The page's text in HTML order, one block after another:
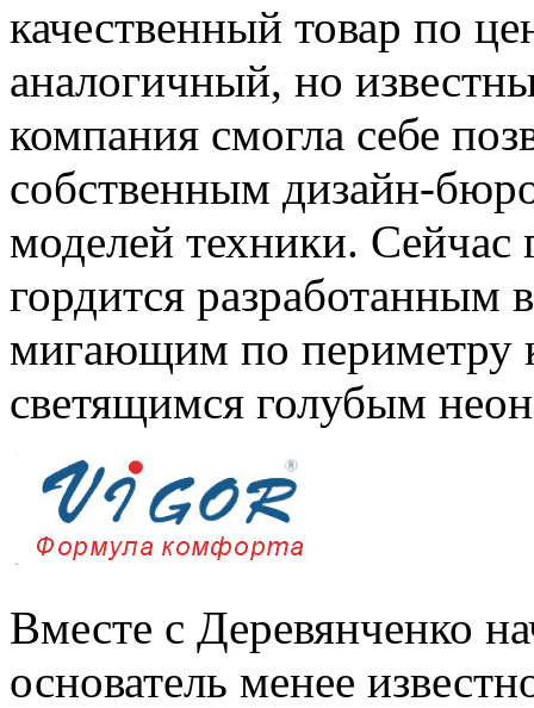
качественный товар по
аналогичный, но
компания смогла себе
собственным дизайн-
моделей техники. Сейчас
гордится разработанным
мигающим по периметру
светящимся голубым
Вместе с Деревянченко
основатель менее